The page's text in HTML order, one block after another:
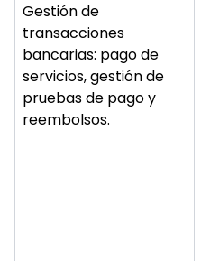
Gestión de
transacciones
bancarias: pago de
servicios, gestión de
pruebas de pago y
reembolsos.